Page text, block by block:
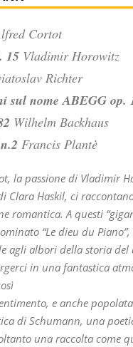
Cortot
15Vladimir Horowitz
Richter
sul nome ABEGG op.
Wilhelm Backhaus
Francis Plantè
la passione di Vladimir
Clara Haskil, ci
romantica. A questi
“Le dieu du
agli albori della storia
in una fantastica
e anche
di Schumann, una
una raccolta come